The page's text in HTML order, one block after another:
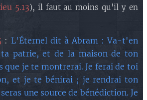
5.13), il faut au moins qu'il y en
: L'Éternel dit à Abram : Va-t'en
patrie, et de la maison de ton
que je te montrerai. Je ferai de toi
et je te bénirai ; je rendrai ton
une source de bénédiction. Je